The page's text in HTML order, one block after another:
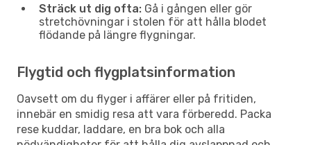
Sträck ut dig ofta: Gå i gången eller gör
stretchövningar i stolen för att hålla blodet
flödande på längre flygningar.
Flygtid och flygplatsinformation
Oavsett om du flyger i affärer eller på fritiden,
innebär en smidig resa att vara förberedd. Packa
rese kuddar, laddare, en bra bok och alla